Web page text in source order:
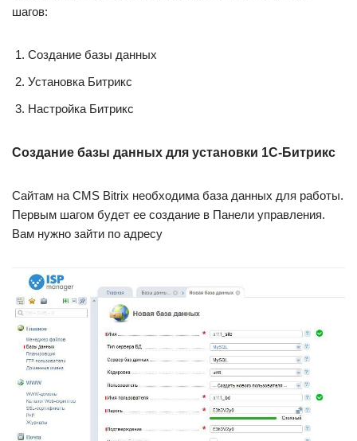
шагов:
Создание базы данных
Установка Битрикс
Настройка Битрикс
Создание базы данных для установки 1С-Битрикс
Сайтам на CMS Bitrix необходима база данных для работы.
Первым шагом будет ее создание в Панели управления.
Вам нужно зайти по адресу